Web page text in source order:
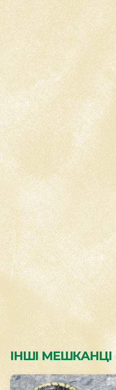
ІНШІ МЕШКАНЦІ